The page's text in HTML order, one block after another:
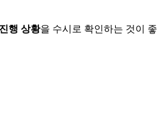
행 상황을 수시로 확인하는 것이 좋